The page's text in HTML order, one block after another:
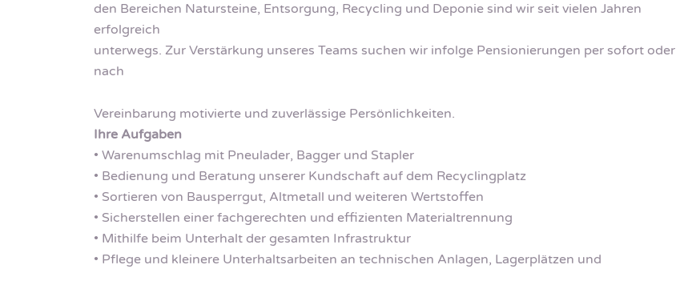
den Bereichen Natursteine, Entsorgung, Recycling und Deponie sind wir seit vielen Jahren
erfolgreich
unterwegs. Zur Verstärkung unseres Teams suchen wir infolge Pensionierungen per sofort oder
nach
Vereinbarung motivierte und zuverlässige Persönlichkeiten.
Ihre Aufgaben
• Warenumschlag mit Pneulader, Bagger und Stapler
• Bedienung und Beratung unserer Kundschaft auf dem Recyclingplatz
• Sortieren von Bausperrgut, Altmetall und weiteren Wertstoffen
• Sicherstellen einer fachgerechten und effizienten Materialtrennung
• Mithilfe beim Unterhalt der gesamten Infrastruktur
• Pflege und kleinere Unterhaltsarbeiten an technischen Anlagen, Lagerplätzen und